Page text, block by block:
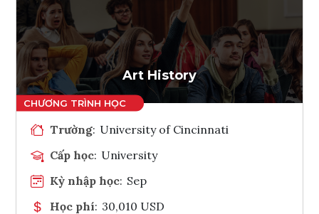
Art History
Trường: University of Cincinnati
Cấp học: University
Kỳ nhập học: Sep
Học phí: 30,010 USD